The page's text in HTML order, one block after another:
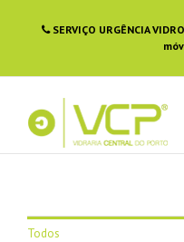
SERVIÇO URGÊNCIA
Todos